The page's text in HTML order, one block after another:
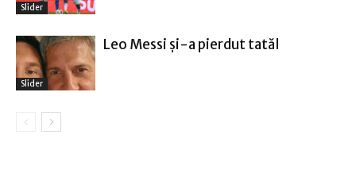
Slider
Slider
Leo Messi şi-a pierdut tatăl